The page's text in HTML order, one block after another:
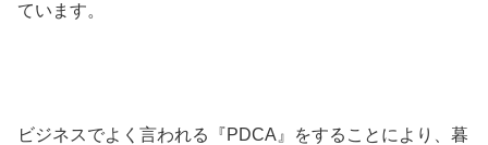
ています。
ビジネスでよく言われる『PDCA』をすることにより、暮